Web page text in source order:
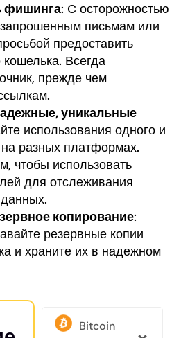
фишинга: С осторожностью
письмам или
предоставить
Всегда
прежде чем
уникальные
использования одного и
разных платформах.
чтобы использовать
для отслеживания
копирование:
резервные копии
и храните их в надежном
Bitcoin